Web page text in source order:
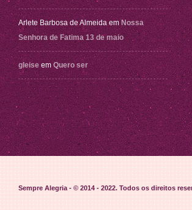
Arlete Barbosa de Almeida em Nossa
Senhora de Fatima 13 de maio
gleise em Quero ser
Sempre Alegria - © 2014 - 2022. Todos os direitos